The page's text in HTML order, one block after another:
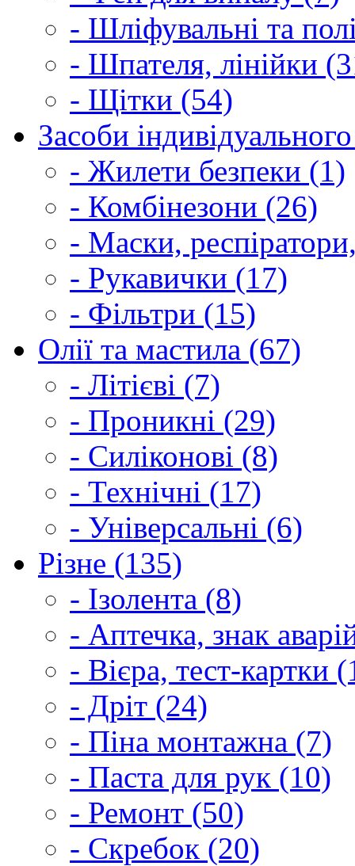
- Шліфувальні та
- Шпателя, лінійки
- Щітки (54)
Засоби
- Жилети безпеки (1)
- Комбінезони (26)
- Маски,
- Рукавички (17)
- Фільтри (15)
Олії та мастила (67)
- Літієві (7)
- Проникні (29)
- Силіконові (8)
- Технічні (17)
- Універсальні (6)
Різне (135)
- Ізолента (8)
- Аптечка, знак
- Вієра, тест-картки
- Дріт (24)
- Піна монтажна (7)
- Паста для рук (10)
- Ремонт (50)
- Скребок (20)